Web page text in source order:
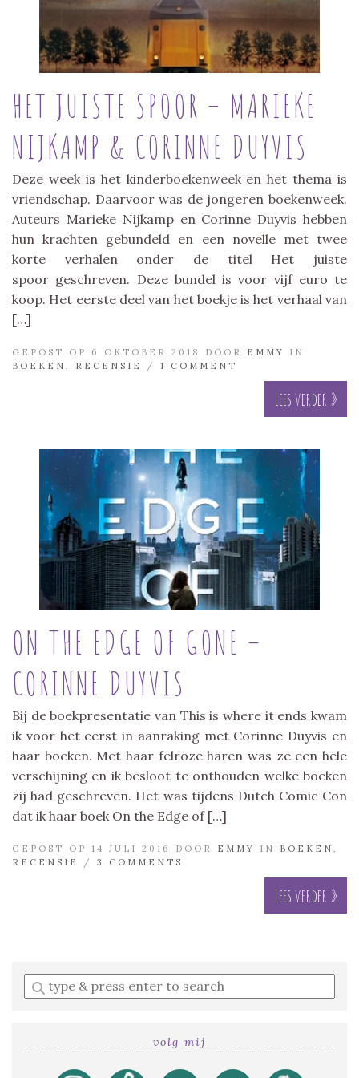
HET JUISTE SPOOR – MARIEKE
NIJKAMP & CORINNE DUYVIS
Deze week is het kinderboekenweek en het thema is
vriendschap. Daarvoor was de jongeren boekenweek.
Auteurs Marieke Nijkamp en Corinne Duyvis hebben
hun krachten gebundeld en een novelle met twee
korte verhalen onder de titel Het juiste
spoor geschreven. Deze bundel is voor vijf euro te
koop. Het eerste deel van het boekje is het verhaal van
[…]
GEPOST OP 6 OKTOBER 2018 DOOR EMMY
IN
BOEKEN
RECENSIE / 1 COMMENT
Lees verder »
ON THE EDGE OF GONE –
CORINNE DUYVIS
Bij de boekpresentatie van This is where it ends kwam
ik voor het eerst in aanraking met Corinne Duyvis en
haar boeken. Met haar felroze haren was ze een hele
verschijning en ik besloot te onthouden welke boeken
zij had geschreven. Het was tijdens Dutch Comic Con
dat ik haar boek On the Edge of […]
GEPOST OP 14 JULI 2016 DOOR EMMY IN BOEKEN
RECENSIE
/ 3 COMMENTS
Lees verder »
Enter
a
volg mij